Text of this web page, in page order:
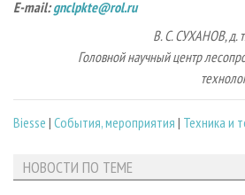
E-mail:gnclpkte@rol.ru
В. С. СУХАНОВ, д.
Головной научный центр
Biesse | События, мероприятия | Техника и
НОВОСТИ ПО ТЕМЕ